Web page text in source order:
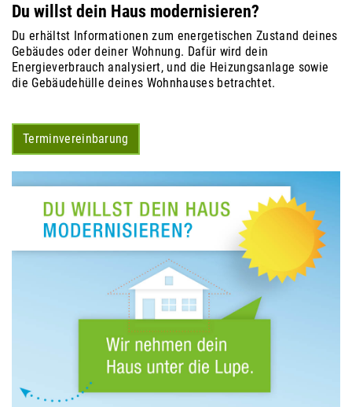
Du willst dein Haus modernisieren?
Du erhältst Informationen zum energetischen Zustand deines
Gebäudes oder deiner Wohnung. Dafür wird dein
Energieverbrauch analysiert, und die Heizungsanlage sowie
die Gebäudehülle deines Wohnhauses betrachtet.
Terminvereinbarung